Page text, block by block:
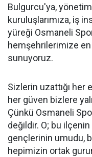
Bulgurcu'ya,
kuruluşlarımıza, iş
yüreği Osmaneli
hemşehrilerimize
sunuyoruz.
Sizlerin uzattığı her
her güven bizlere
Çünkü Osmaneli
değildir. O; bu ilçenin
gençlerinin umudu,
hepimizin ortak